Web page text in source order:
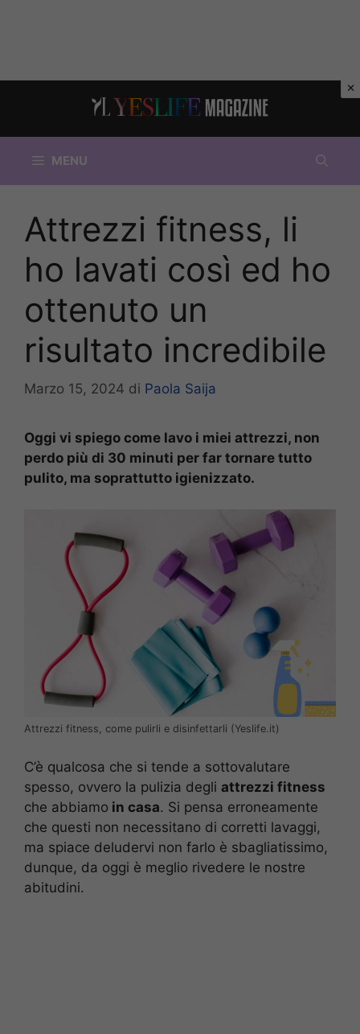
MENU
Attrezzi fitness, li
ho lavati così ed ho
ottenuto un
risultato incredibile
Marzo 15, 2024 di Paola Saija
Oggi vi spiego come lavo i miei attrezzi, non
perdo più di 30 minuti per far tornare tutto
pulito, ma soprattutto igienizzato.
Attrezzi fitness, come pulirli e disinfettarli (Yeslife.it)
C’è qualcosa che si tende a sottovalutare
spesso, ovvero la pulizia degli attrezzi fitness
che abbiamo in casa. Si pensa erroneamente
che questi non necessitano di corretti lavaggi,
ma spiace deludervi non farlo è sbagliatissimo,
dunque, da oggi è meglio rivedere le nostre
abitudini.